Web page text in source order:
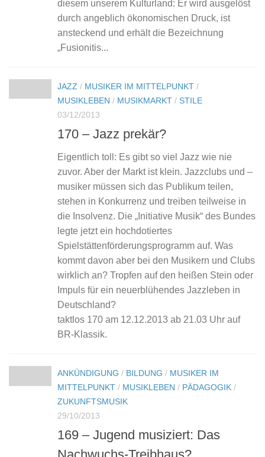
diesem unserem Kulturland: Er wird ausgelöst
durch angeblich ökonomischen Druck, ist
ansteckend und erhält die Bezeichnung
„Fusionitis...
JAZZ / MUSIKER IM MITTELPUNKT /
MUSIKLEBEN / MUSIKMARKT / STILE
03/12/2013
170 – Jazz prekär?
Eigentlich toll: Es gibt so viel Jazz wie nie
zuvor. Aber der Markt ist klein. Jazzclubs und –
musiker müssen sich das Publikum teilen,
stehen in Konkurrenz und treiben teilweise in
die Insolvenz. Die „Initiative Musik“ des Bundes
legte jetzt ein hochdotiertes
Spielstättenförderungsprogramm auf. Was
kommt davon aber bei den Musikern und Clubs
wirklich an? Tropfen auf den heißen Stein oder
Impuls für ein neuerblühendes Jazzleben in
Deutschland?
taktlos 170 am 12.12.2013 ab 21.03 Uhr auf
BR-Klassik.
ANKÜNDIGUNG / BILDUNG / MUSIKER IM
MITTELPUNKT / MUSIKLEBEN / PÄDAGOGIK /
ZUKUNFTSMUSIK
29/10/2013
169 – Jugend musiziert: Das